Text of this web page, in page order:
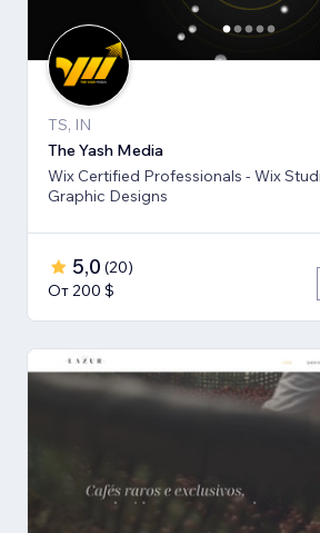
TS, IN
The Yash Media
Wix Certified Professionals - Wix
Graphic Designs
5,0 (20)
От 200 $